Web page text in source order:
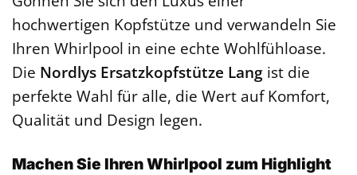
hochwertigen Kopfstütze und verwandeln Sie
Ihren Whirlpool in eine echte Wohlfühloase.
Die Nordlys Ersatzkopfstütze Lang ist die
perfekte Wahl für alle, die Wert auf Komfort,
Qualität und Design legen.
Machen Sie Ihren Whirlpool zum Highlight